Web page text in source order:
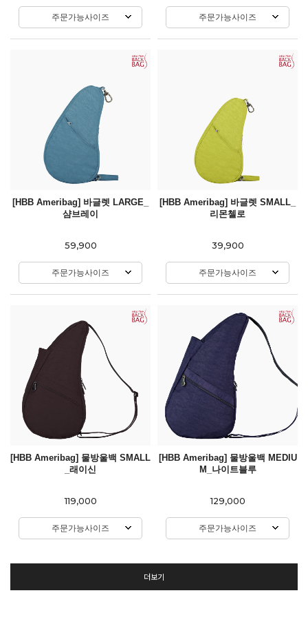
주문가능사이즈 주문가능사이즈
[HBB Ameribag] 바글렛 LARGE_
샴브레이
59,900
주문가능사이즈
[HBB Ameribag] 바글렛 SMALL_
리몬첼로
39,900
주문가능사이즈
[HBB Ameribag] 물방울백 SMALL
_래이신
119,000
주문가능사이즈
[HBB Ameribag] 물방울백 MEDIU
M_나이트블루
129,000
주문가능사이즈
더보기